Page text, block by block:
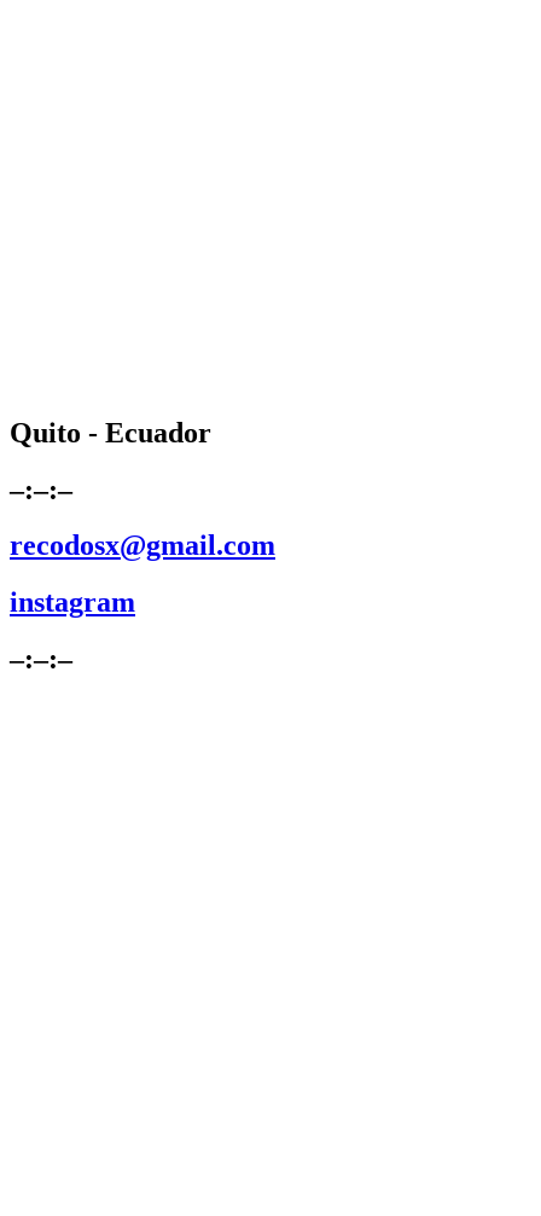
Quito - Ecuador
–:–:–
recodosx@gmail.com
instagram
–:–:–